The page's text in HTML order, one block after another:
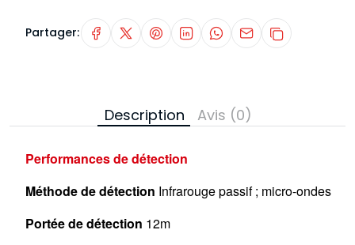
Partager:
Description Avis (0)
Performances de détection
Méthode de détection Infrarouge passif ; micro-ondes
Portée de détection 12m